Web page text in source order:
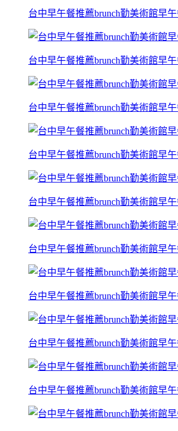
台中早午餐推薦brunch勤美術館早
台中早午餐推薦brunch勤美術館早
台中早午餐推薦brunch勤美術館早
台中早午餐推薦brunch勤美術館早
台中早午餐推薦brunch勤美術館早
台中早午餐推薦brunch勤美術館早
台中早午餐推薦brunch勤美術館早
台中早午餐推薦brunch勤美術館早
台中早午餐推薦brunch勤美術館早